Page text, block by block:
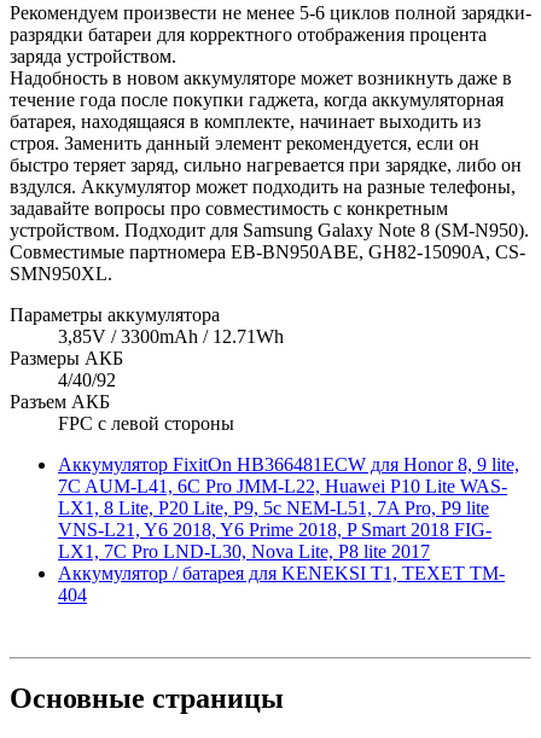
Рекомендуем произвести не менее 5-6 циклов полной зарядки-
разрядки батареи для корректного отображения процента
заряда устройством.
Надобность в новом аккумуляторе может возникнуть даже в
течение года после покупки гаджета, когда аккумуляторная
батарея, находящаяся в комплекте, начинает выходить из
строя. Заменить данный элемент рекомендуется, если он
быстро теряет заряд, сильно нагревается при зарядке, либо он
вздулся. Аккумулятор может подходить на разные телефоны,
задавайте вопросы про совместимость с конкретным
устройством. Подходит для Samsung Galaxy Note 8 (SM-N950).
Совместимые партномера EB-BN950ABE, GH82-15090A, CS-
SMN950XL.
Параметры аккумулятора
3,85V / 3300mAh / 12.71Wh
Размеры АКБ
4/40/92
Разъем АКБ
FPC с левой стороны
Аккумулятор FixitOn HB366481ECW для Honor 8, 9 lite,
7C AUM-L41, 6C Pro JMM-L22, Huawei P10 Lite WAS-
LX1, 8 Lite, P20 Lite, P9, 5c NEM-L51, 7A Pro, P9 lite
VNS-L21, Y6 2018, Y6 Prime 2018, P Smart 2018 FIG-
LX1, 7C Pro LND-L30, Nova Lite, P8 lite 2017
Аккумулятор / батарея для KENEKSI T1, TEXET TM-
404
Основные страницы